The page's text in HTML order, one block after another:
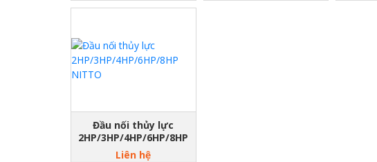
Đầu nối thủy lực
2HP/3HP/4HP/6HP/8HP
NITTO
Liên hệ